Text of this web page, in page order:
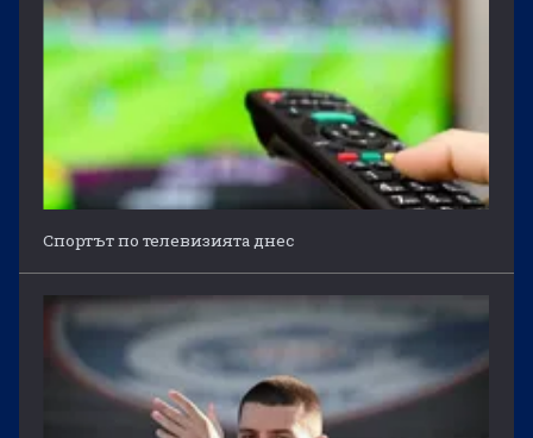
Спортът по телевизията днес